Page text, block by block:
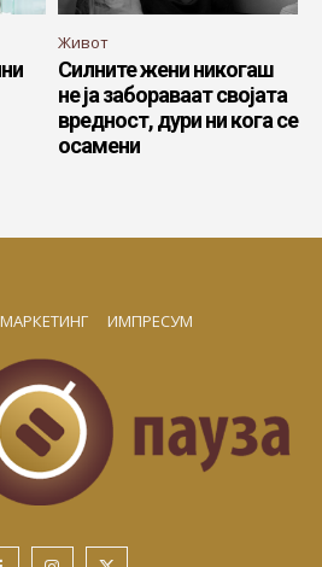
Живот
Силните жени никогаш
не ја забораваат својата
вредност, дури ни кога се
осамени
МАРКЕТИНГ ИМПРЕСУМ